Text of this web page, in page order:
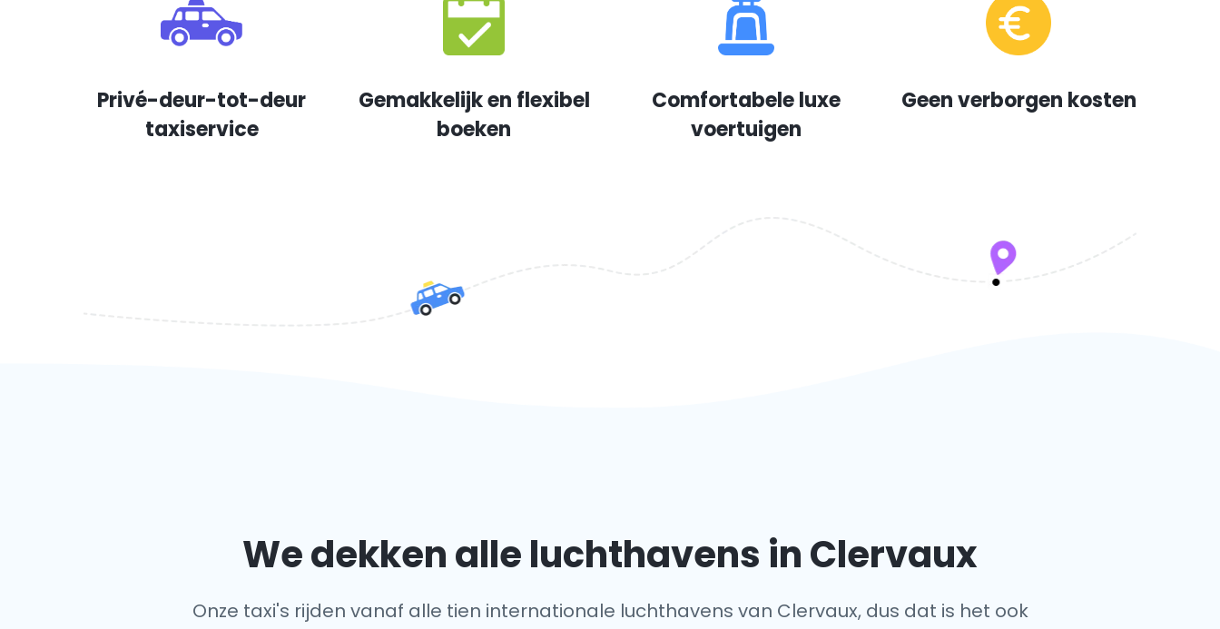
Privé-deur-tot-deur
taxiservice
Gemakkelijk en flexibel
boeken
Comfortabele luxe
voertuigen
Geen verborgen kosten
We dekken alle luchthavens in Clervaux
Onze taxi's rijden vanaf alle tien internationale luchthavens van Clervaux, dus dat is het ook